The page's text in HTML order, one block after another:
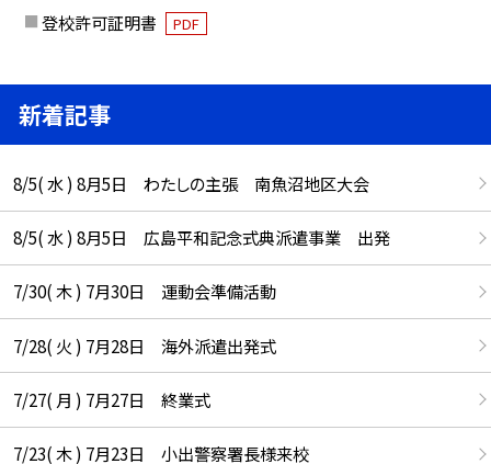
登校許可証明書 PDF
新着記事
8/5( 水 ) 8月5日 わたしの主張 南魚沼地区大会
8/5( 水 ) 8月5日 広島平和記念式典派遣事業 出発
7/30( 木 ) 7月30日 運動会準備活動
7/28( 火 ) 7月28日 海外派遣出発式
7/27( 月 ) 7月27日 終業式
7/23( 木 ) 7月23日 小出警察署長様来校